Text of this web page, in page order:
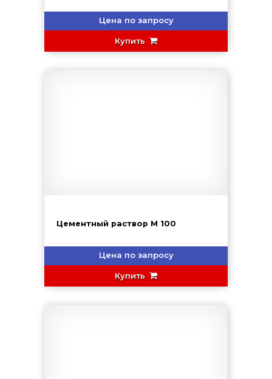
Цена по запросу
Купить
Цементный раствор М 100
Цена по запросу
Купить